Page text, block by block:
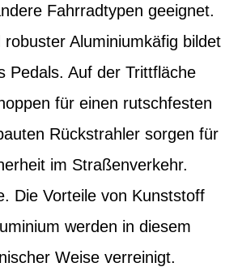
Fahrradtypen geeignet.
robuster Aluminiumkäfig bildet
Pedals. Auf der Trittfläche
für einen rutschfesten
Rückstrahler sorgen für
im Straßenverkehr.
Die Vorteile von Kunststoff
werden in diesem
Weise verreinigt.